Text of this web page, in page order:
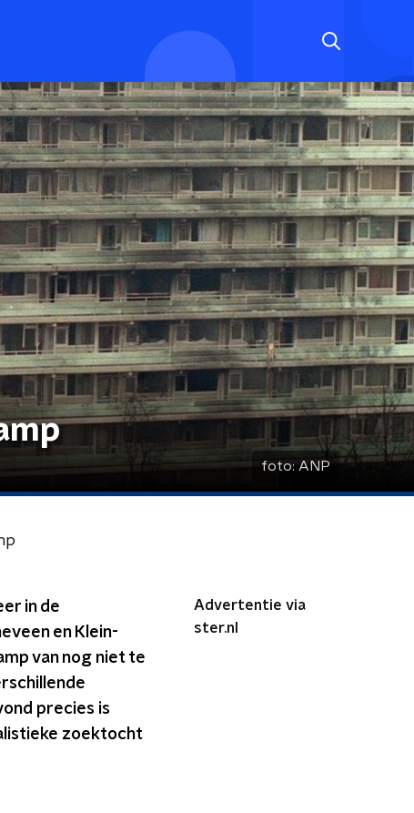
foto: ANP
in de
en Klein-
van nog niet te
precies is
zoektocht
Advertentie via
ster.nl